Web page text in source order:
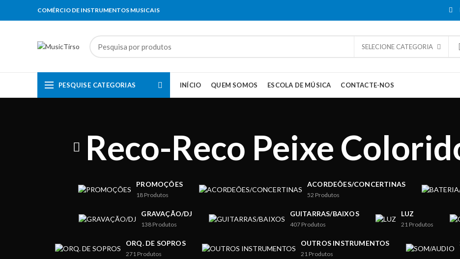
COMÉRCIO DE INSTRUMENTOS MUSICAIS
SELECIONE CATEGORIA
PESQUISE CATEGORIAS INÍCIO QUEM SOMOS ESCOLA DE MÚSICA CONTACTE-NOS
Reco-Reco Peixe
PROMOÇÕES
18 Produtos
ACORDEÕES/CONCERTINAS
52 Produtos
GRAVAÇÃO/DJ
138 Produtos
GUITARRAS/BAIXOS
407 Produtos
LUZ
21 Produtos
ORQ. DE SOPROS
271 Produtos
OUTROS INSTRUMENTOS
21 Produtos